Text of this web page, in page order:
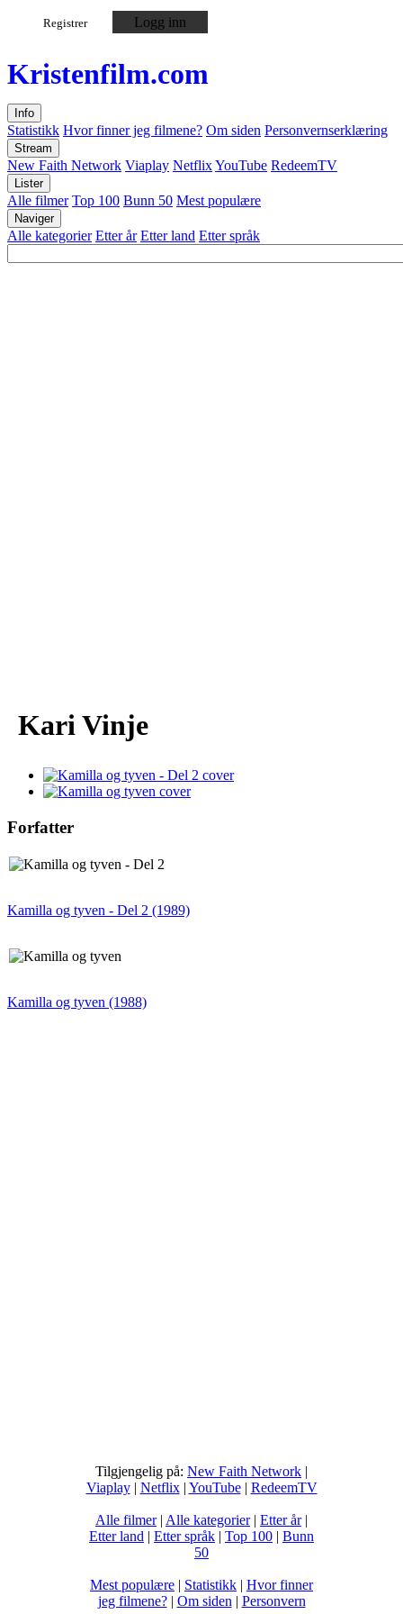
Registrer Logg inn
Kristenfilm.com
Info
Statistikk Hvor finner jeg filmene? Om siden Personvernserklæring
Stream
New Faith Network Viaplay NetflixYouTube RedeemTV
Lister
Alle filmer Top 100 Bunn 50 Mest populære
Naviger
Alle kategorier Etter år Etter land Etter språk
Kari Vinje
Forfatter
Kamilla og tyven - Del 2 (1989)
Kamilla og tyven (1988)
Tilgjengelig på: New Faith Network |
Viaplay| Netflix| YouTube| RedeemTV
Alle filmer| Alle kategorier| Etter år|
Etter land | Etter språk | Top 100 | Bunn
50
Mest populære | Statistikk | Hvor finner
jeg filmene?| Om siden | Personvern